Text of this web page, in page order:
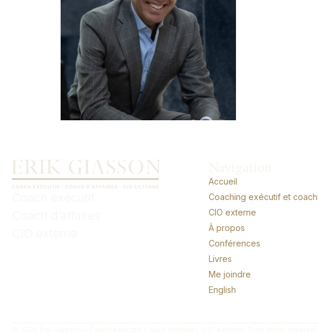
Accueil
Coaching exécutif et
CIO externe
À propos
Conférences
Livres
Me joindre
English